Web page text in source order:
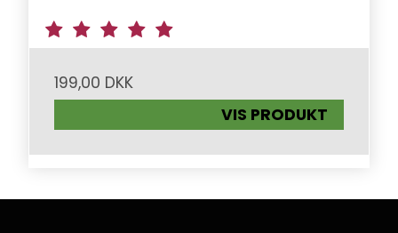
199,00 DKK
VIS PRODUKT